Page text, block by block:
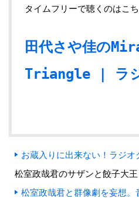
タイムフリーで聴くのはこ
田代さや佳の
Triangle | ラ
お蔵入りに出来ない！ラジオ
松室政哉君のサザンと餃子大
松室政哉君と群像劇を妄想。